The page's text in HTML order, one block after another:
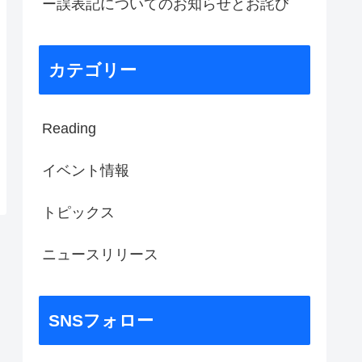
ー誤表記についてのお知らせとお詫び
カテゴリー
Reading
イベント情報
トピックス
ニュースリリース
SNSフォロー